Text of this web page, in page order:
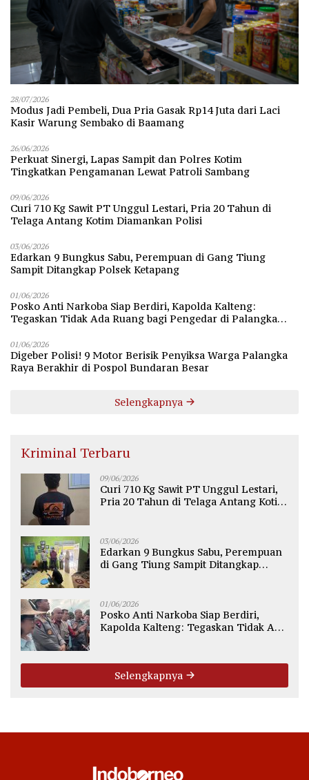
28/07/2026
Modus Jadi Pembeli, Dua Pria Gasak Rp14 Juta dari Laci
Kasir Warung Sembako di Baamang
26/06/2026
Perkuat Sinergi, Lapas Sampit dan Polres Kotim
Tingkatkan Pengamanan Lewat Patroli Sambang
09/06/2026
Curi 710 Kg Sawit PT Unggul Lestari, Pria 20 Tahun di
Telaga Antang Kotim Diamankan Polisi
03/06/2026
Edarkan 9 Bungkus Sabu, Perempuan di Gang Tiung
Sampit Ditangkap Polsek Ketapang
01/06/2026
Posko Anti Narkoba Siap Berdiri, Kapolda Kalteng:
Tegaskan Tidak Ada Ruang bagi Pengedar di Palangka
01/06/2026
Digeber Polisi! 9 Motor Berisik Penyiksa Warga Palangka
Raya Berakhir di Pospol Bundaran Besar
Selengkapnya
Kriminal Terbaru
09/06/2026
Curi 710 Kg Sawit PT Unggul Lestari,
Pria 20 Tahun di Telaga Antang Kotim
03/06/2026
Edarkan 9 Bungkus Sabu, Perempuan
di Gang Tiung Sampit Ditangkap
01/06/2026
Posko Anti Narkoba Siap Berdiri,
Kapolda Kalteng: Tegaskan Tidak Ada
Selengkapnya